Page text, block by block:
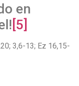
en
[5]
3,6-13; Ez 16,15-